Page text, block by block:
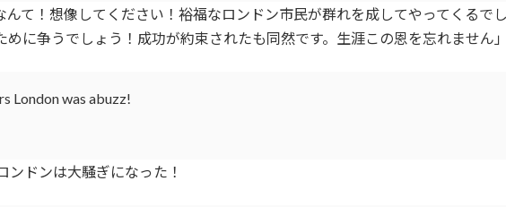
んて！想像してください！裕福なロンドン市民が群れを成してやってくるでし
に争うでしょう！成功が約束されたも同然です。生涯この恩を忘れません」
London was abuzz!
ドンは大騒ぎになった！